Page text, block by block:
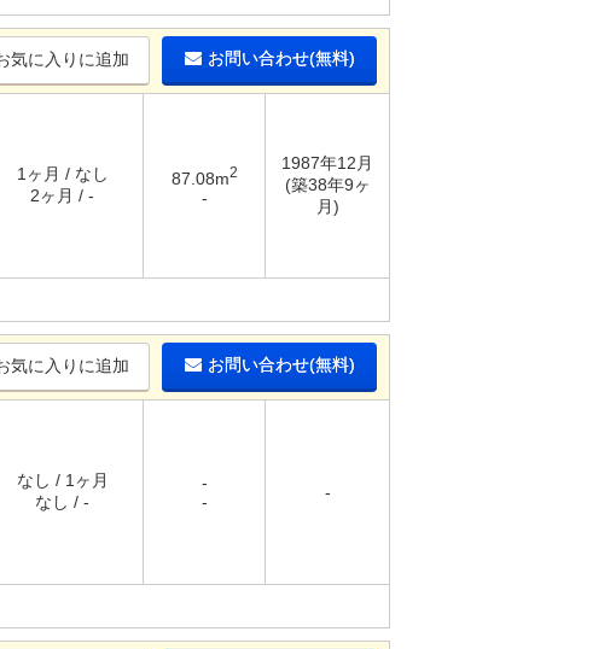
気に入りに追加 お問い合わせ(無料)
1ヶ月 / なし
2ヶ月 / -
87.08m2
-
1987年12月
(築38年9ヶ
月)
気に入りに追加 お問い合わせ(無料)
なし / 1ヶ月
なし / -
-
-
-